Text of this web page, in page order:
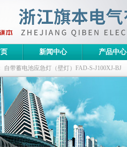
新闻中心 产品中心
自带蓄电池应急灯（壁灯）FAD-S-J100XJ-BJ
G9960-W120W长寿无极工厂灯,三防无极灯